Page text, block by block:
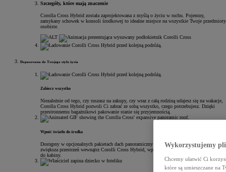
Szczegóły, które mają znaczenie
Corolla Cross Hybrid została zaprojektowana z myślą o życiu w ruchu. Pojemny,
zamykany schowek w konsoli środkowej to idealne miejsce na wszystkie Twoje przedmioty
osobiste.
Dopasowana do Twojego stylu życia
Zabierz wszystko
Niezależnie od tego, czy ruszasz na zakupy, czy wraz z całą rodziną udajesz się na wakacje,
Corolla Cross Hybrid pozwoli Ci zabrać ze sobą wszystko, czego potrzebujesz. Dzięki
przestronnemu bagażnikowi pakowanie stanie się przyjemnością.
Wpuść światło do środka
Dostępny w opcjonalnych pakietach dach panoramiczny z elektrycznie sterowaną roletą
zwiększa przestrzeń wewnątrz Corolli Cross Hybrid, wprowadzając naturalne światło
do kabiny.
Wykorzystujemy
Chcemy ułatwić Ci
które są umieszczane na